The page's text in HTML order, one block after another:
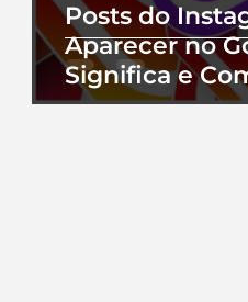
Posts do
Aparecer no
Significa e
Perfil